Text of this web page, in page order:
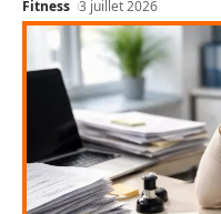
Fitness 3 juillet 2026